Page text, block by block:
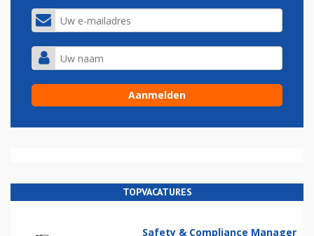
TOPVACATURES
Safety & Compliance Manager